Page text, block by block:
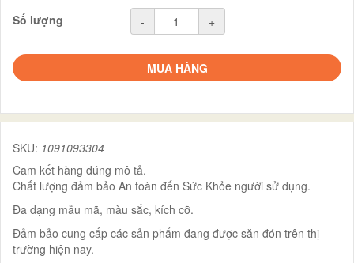
Số lượng
- +
MUA HÀNG
SKU: 1091093304
Cam kết hàng đúng mô tả.
Chất lượng đảm bảo An toàn đến Sức Khỏe người sử dụng.
Đa dạng mẫu mã, màu sắc, kích cỡ.
Đảm bảo cung cấp các sản phẩm đang được săn đón trên thị
trường hiện nay.